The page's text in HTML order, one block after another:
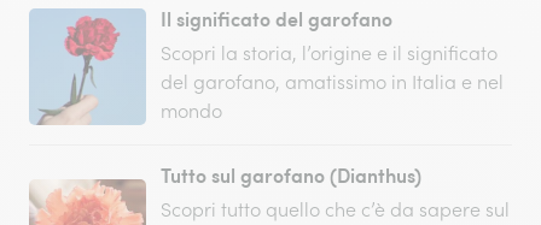
Il significato del garofano
Scopri la storia, l’origine e il significato
del garofano, amatissimo in Italia e nel
mondo
Tutto sul garofano (Dianthus)
Scopri tutto quello che c’è da sapere sul